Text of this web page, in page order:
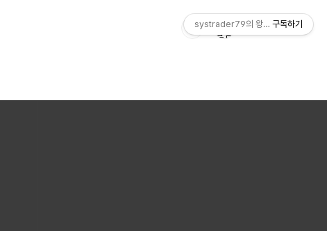
systrader79의 왕초보를 위한 주식
구독하기